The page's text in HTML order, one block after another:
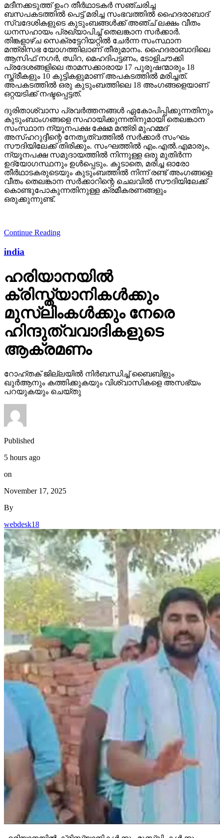
മദീനക്കടുത്ത് ഉംറ തീര്‍ഥാടകര്‍ സഞ്ചരിച്ച
ബസപകടത്തില്‍ പെട്ട് മരിച്ച സംഭവത്തില്‍ ഹൈദരാബാദ്
സ്വദേശികളുടെ കുടുംബങ്ങള്‍ക്ക് അഞ്ച് ലക്ഷം വീതം
ധനസഹായം പ്രഖ്യാപിച്ച് തെലങ്കാന സര്‍ക്കാര്‍.
തിങ്കളാഴ്ച സെക്രട്ടേറിയറ്റില്‍ ചേര്‍ന്ന സംസ്ഥാന
മന്ത്രിസഭ യോഗത്തിലാണ് തീരുമാനം. ഹൈദരാബാദിലെ
ആസിഫ് നഗര്‍, ഝിറ, മെഹദിപട്ടണം, ടോളിചൗക്കി
പ്രദേശങ്ങളിലെ താമസക്കാരായ 17 പുരുഷന്മാരും 18
സ്ത്രീകളും 10 കുട്ടികളുമാണ് അപകടത്തില്‍ മരിച്ചത്.
അപകടത്തില്‍ ഒരു കുടുംബത്തിലെ 18 അംഗങ്ങളെയാണ്
ഒറ്റയടിക്ക് നഷ്ടപ്പെട്ടത്.
ദുരിതാശ്വാസ പ്രവര്‍ത്തനങ്ങള്‍ ഏകോപിപ്പിക്കുന്നതിനും
കുടുംബാംഗങ്ങളെ സഹായിക്കുന്നതിനുമായി തെലങ്കാന
സംസ്ഥാന ന്യൂനപക്ഷ ക്ഷേമ മന്ത്രി മുഹമ്മദ്
അസ്ഹറുദ്ദീന്റെ നേതൃത്വത്തില്‍ സര്‍ക്കാര്‍ സംഘം
സൗദിയിലേക്ക് തിരിക്കും. സംഘത്തില്‍ എം.എല്‍.എമാരും,
ന്യൂനപക്ഷ സമുദായത്തില്‍ നിന്നുള്ള ഒരു മുതിര്‍ന്ന
ഉദ്യോഗസ്ഥനും ഉള്‍പ്പെടും. കൂടാതെ, മരിച്ച ഓരോ
തീര്‍ഥാടകരുടെയും കുടുംബത്തില്‍ നിന്ന് രണ്ട് അംഗങ്ങളെ
വീതം തെലങ്കാന സര്‍ക്കാറിന്റെ ചെലവില്‍ സൗദിയിലേക്ക്
കൊണ്ടുപോകുന്നതിനുള്ള ക്രമീകരണങ്ങളും
ഒരുക്കുന്നുണ്ട്.
Continue Reading
india
ഹരിയാനയില്‍
ക്രിസ്ത്യാനികള്‍ക്കും
മുസ്‌ലിംകള്‍ക്കും നേരെ
ഹിന്ദുത്വവാദികളുടെ
ആക്രമണം
റോഹ്തക് ജില്ലയില്‍ നിര്‍ബന്ധിച്ച് ബൈബിളും
ഖുര്‍ആനും കത്തിക്കുകയും വിശ്വാസികളെ അസഭ്യം
പറയുകയും ചെയ്തു
Published
5 hours ago
on
November 17, 2025
By
webdesk18